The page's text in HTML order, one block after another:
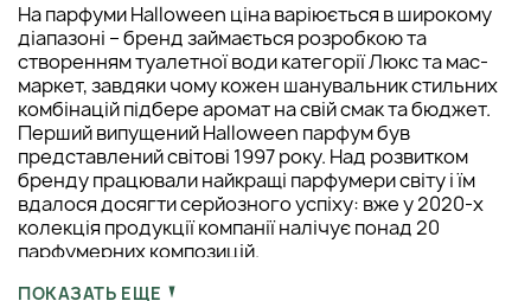
На парфуми Halloween ціна варіюється в широкому
діапазоні – бренд займається розробкою та
створенням туалетної води категорії Люкс та мас-
маркет, завдяки чому кожен шанувальник стильних
комбінацій підбере аромат на свій смак та бюджет.
Перший випущений Halloween парфум був
представлений світові 1997 року. Над розвитком
бренду працювали найкращі парфумери світу і їм
вдалося досягти серйозного успіху: вже у 2020-х
колекція продукції компанії налічує понад 20
парфумерних композицій.
ПОКАЗАТЬ ЕЩЕ